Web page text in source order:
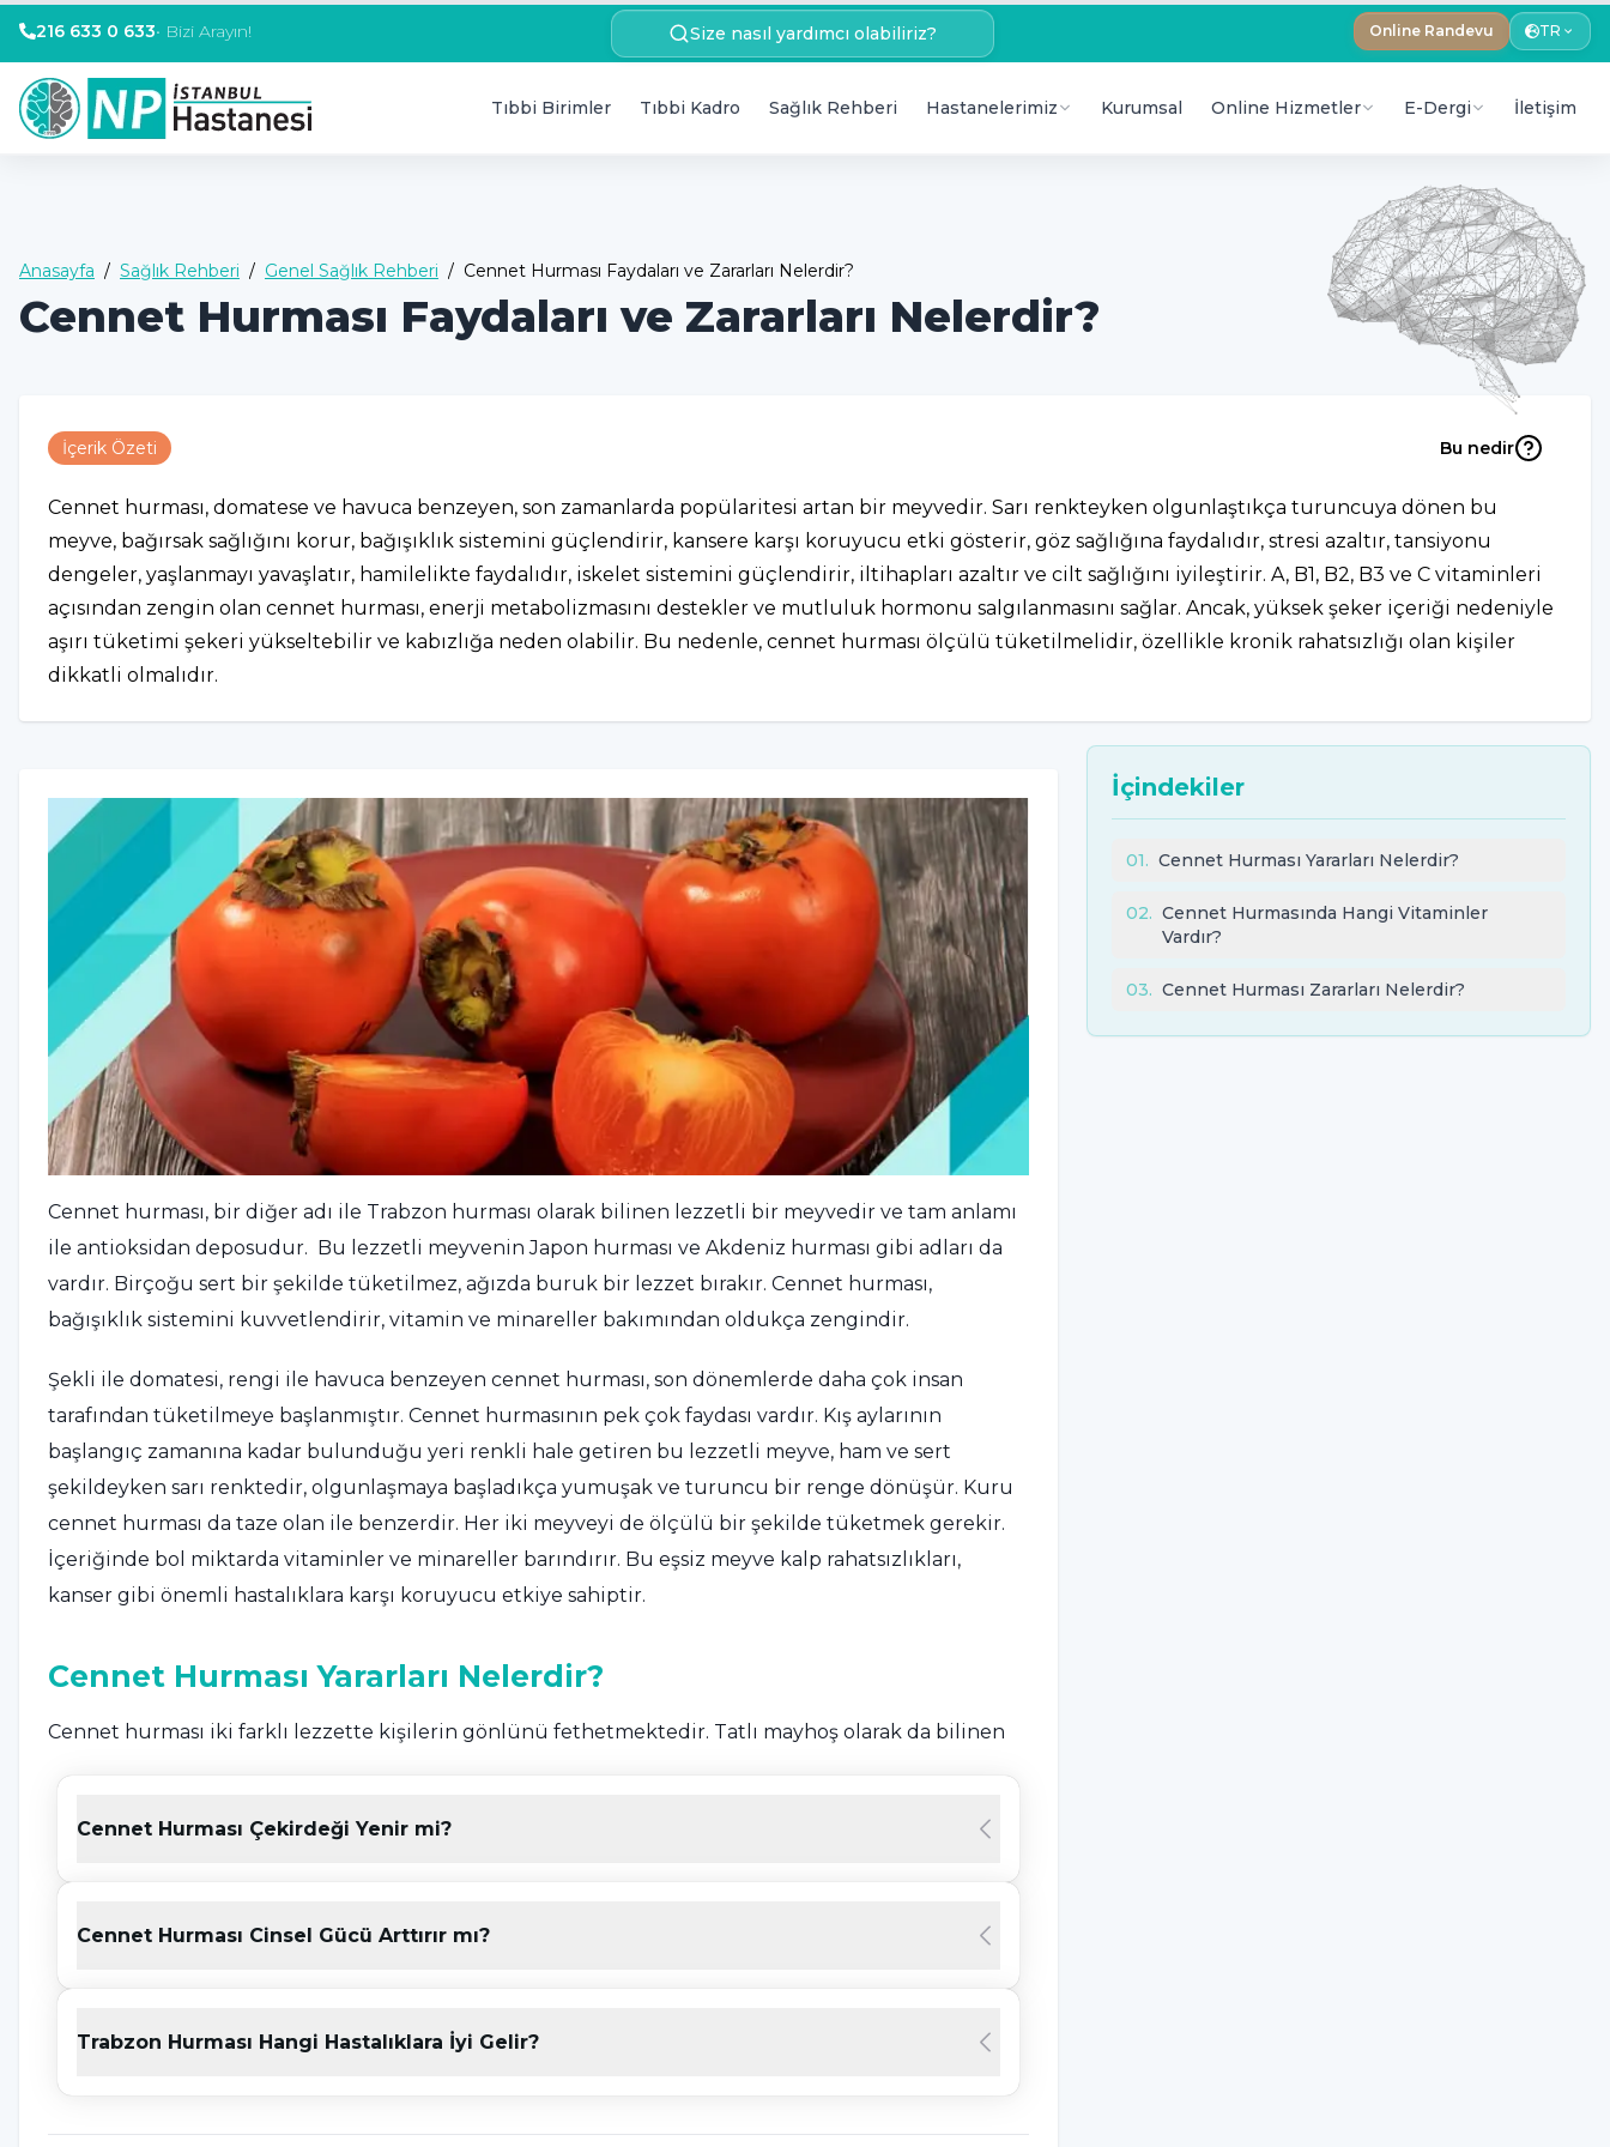
216 633 0 633• Bizi Arayın! Size nasıl yardımcı olabiliriz? Online Randevu TR
Tıbbi Birimler Tıbbi Kadro Sağlık Rehberi Hastanelerimiz Kurumsal Online Hizmetler E-Dergi İletişim
Anasayfa / Sağlık Rehberi / Genel Sağlık Rehberi / Cennet Hurması Faydaları ve Zararları Nelerdir?
Cennet Hurması Faydaları ve Zararları Nelerdir?
İçerik Özeti Bu nedir
Cennet hurması, domatese ve havuca benzeyen, son zamanlarda popülaritesi artan bir meyvedir. Sarı renkteyken olgunlaştıkça turuncuya dönen bu
meyve, bağırsak sağlığını korur, bağışıklık sistemini güçlendirir, kansere karşı koruyucu etki gösterir, göz sağlığına faydalıdır, stresi azaltır, tansiyonu
dengeler, yaşlanmayı yavaşlatır, hamilelikte faydalıdır, iskelet sistemini güçlendirir, iltihapları azaltır ve cilt sağlığını iyileştirir. A, B1, B2, B3 ve C vitaminleri
açısından zengin olan cennet hurması, enerji metabolizmasını destekler ve mutluluk hormonu salgılanmasını sağlar. Ancak, yüksek şeker içeriği nedeniyle
aşırı tüketimi şekeri yükseltebilir ve kabızlığa neden olabilir. Bu nedenle, cennet hurması ölçülü tüketilmelidir, özellikle kronik rahatsızlığı olan kişiler
dikkatli olmalıdır.
Cennet hurması, bir diğer adı ile Trabzon hurması olarak bilinen lezzetli bir meyvedir ve tam anlamı
ile antioksidan deposudur. Bu lezzetli meyvenin Japon hurması ve Akdeniz hurması gibi adları da
vardır. Birçoğu sert bir şekilde tüketilmez, ağızda buruk bir lezzet bırakır. Cennet hurması,
bağışıklık sistemini kuvvetlendirir, vitamin ve minareller bakımından oldukça zengindir.
Şekli ile domatesi, rengi ile havuca benzeyen cennet hurması, son dönemlerde daha çok insan
tarafından tüketilmeye başlanmıştır. Cennet hurmasının pek çok faydası vardır. Kış aylarının
başlangıç zamanına kadar bulunduğu yeri renkli hale getiren bu lezzetli meyve, ham ve sert
şekildeyken sarı renktedir, olgunlaşmaya başladıkça yumuşak ve turuncu bir renge dönüşür. Kuru
cennet hurması da taze olan ile benzerdir. Her iki meyveyi de ölçülü bir şekilde tüketmek gerekir.
İçeriğinde bol miktarda vitaminler ve minareller barındırır. Bu eşsiz meyve kalp rahatsızlıkları,
kanser gibi önemli hastalıklara karşı koruyucu etkiye sahiptir.
Cennet Hurması Yararları Nelerdir?
Cennet hurması iki farklı lezzette kişilerin gönlünü fethetmektedir. Tatlı mayhoş olarak da bilinen
şekilde sıralayabiliriz;
Bağışıklık sistemine iyi gelir.
Göz sağlığına iyi gelir.
Tansiyonu dengede tutar.
Cennet Hurması Çekirdeği Yenir mi?
Cennet Hurması Cinsel Gücü Arttırır mı?
Trabzon Hurması Hangi Hastalıklara İyi Gelir?
İçindekiler
01. Cennet Hurması Yararları Nelerdir?
02. Cennet Hurmasında Hangi Vitaminler
Vardır?
03. Cennet Hurması Zararları Nelerdir?